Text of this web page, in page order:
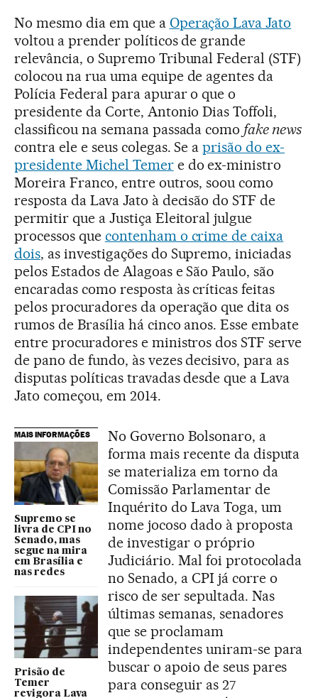
No mesmo dia em que a Operação Lava Jato
voltou a prender políticos de grande
relevância, o Supremo Tribunal Federal (STF)
colocou na rua uma equipe de agentes da
Polícia Federal para apurar o que o
presidente da Corte, Antonio Dias Toffoli,
classificou na semana passada como fake news
contra ele e seus colegas. Se aprisão do ex-
presidente Michel Temere do ex-ministro
Moreira Franco, entre outros, soou como
resposta da Lava Jato à decisão do STF de
permitir que a Justiça Eleitoral julgue
processos que contenham o crime de caixa
dois, as investigações do Supremo, iniciadas
pelos Estados de Alagoas e São Paulo, são
encaradas como resposta às críticas feitas
pelos procuradores da operação que dita os
rumos de Brasília há cinco anos. Esse embate
entre procuradores e ministros dos STF serve
de pano de fundo, às vezes decisivo, para as
disputas políticas travadas desde que a Lava
Jato começou, em 2014.
MAIS INFORMAÇÕES
Supremo se
livra de CPI no
Senado, mas
segue na mira
em Brasília e
nas redes
Prisão de
Temer
revigora Lava
No Governo Bolsonaro, a
forma mais recente da disputa
se materializa em torno da
Comissão Parlamentar de
Inquérito do Lava Toga, um
nome jocoso dado à proposta
de investigar o próprio
Judiciário. Mal foi protocolada
no Senado, a CPI já corre o
risco de ser sepultada. Nas
últimas semanas, senadores
que se proclamam
independentes uniram-se para
buscar o apoio de seus pares
para conseguir as 27